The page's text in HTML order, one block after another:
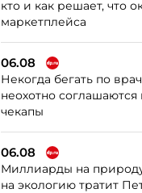
кто и как решает, что
маркетплейса
06.08
Некогда бегать по
неохотно
чекапы
06.08
Миллиарды на
на экологию тратит